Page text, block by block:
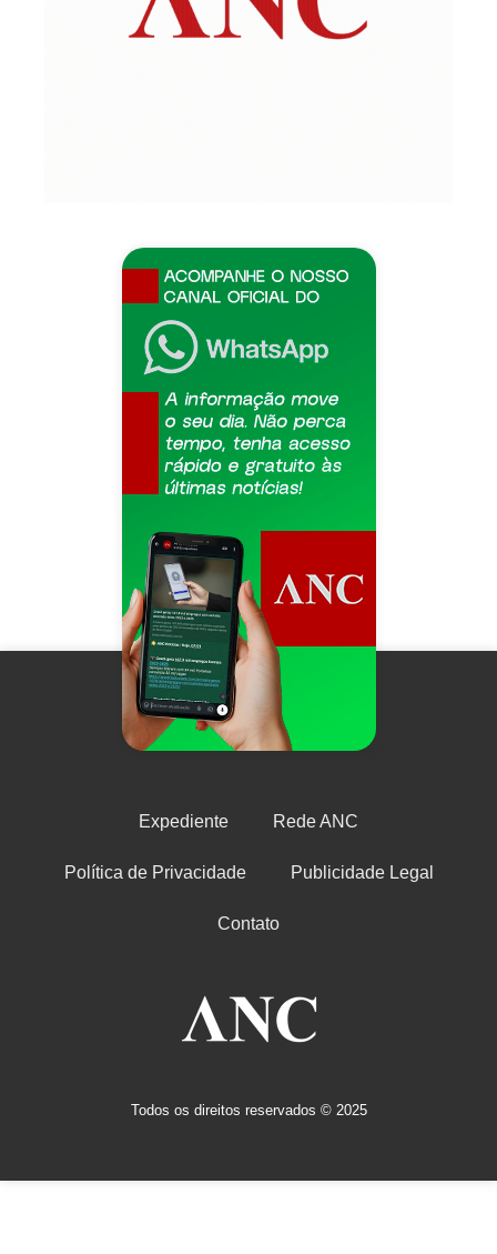
Expediente Rede ANC
Política de Privacidade Publicidade Legal
Contato
Todos os direitos reservados © 2025